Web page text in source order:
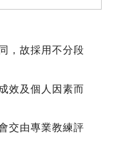
，故採用不分段
效及個人因素而
交由專業教練評